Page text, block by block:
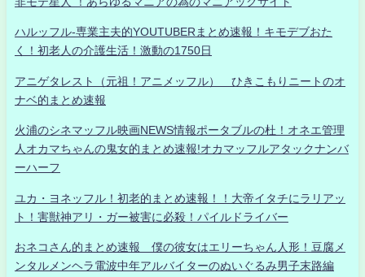
ハルッフル-専業主夫的YOUTUBERまとめ速報！キモデブおた
く！初老人の介護生活！激動の1750日
アニゲタレスト（元祖！アニメッフル） ひきこもりニートのオ
ナベ的まとめ速報
火浦のシネマッフル映画NEWS情報ポータブルの杜！オネエ管理
人オカマちゃんの鬼女的まとめ速報!オカマッフルアタックナンバ
ーハーフ
ユカ・ヨネッフル！初老的まとめ速報！！大帝イタチにラリアッ
ト！害獣神アリ・ガー被害に必殺！パイルドライバー
おネコさん的まとめ速報 僕の彼女はエリーちゃん人形！豆腐メ
ンタルメンヘラ電波中年アルバイターのぬいぐるみ男子末路編